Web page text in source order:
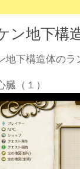
ン地下構
地下構造体のラ
（１）